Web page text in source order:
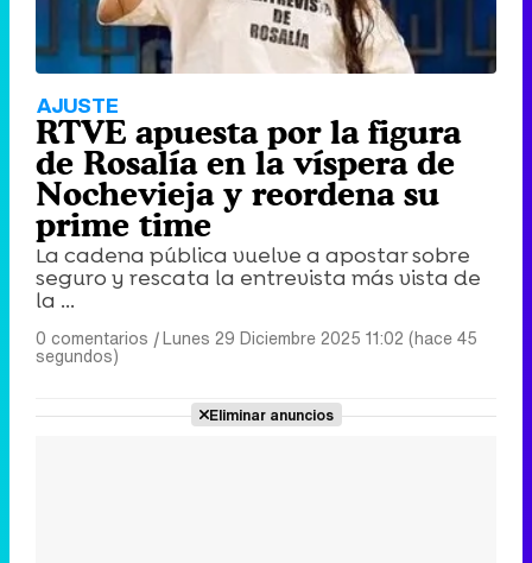
AJUSTE
RTVE apuesta por la figura
de Rosalía en la víspera de
Nochevieja y reordena su
prime time
La cadena pública vuelve a apostar sobre
seguro y rescata la entrevista más vista de
la ...
0 comentarios |Lunes 29 Diciembre 2025 11:02 (hace 45
segundos)
Eliminar anuncios